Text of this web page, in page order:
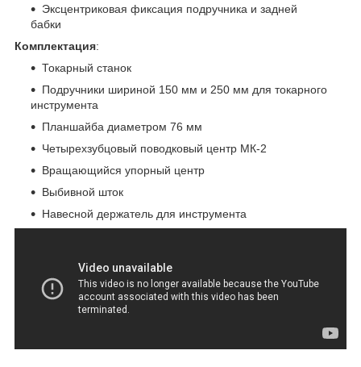
Эксцентриковая фиксация подручника и задней
бабки
Комплектация:
Токарный станок
Подручники шириной 150 мм и 250 мм для токарного
инструмента
Планшайба диаметром 76 мм
Четырехзубцовый поводковый центр МК-2
Вращающийся упорный центр
Выбивной шток
Навесной держатель для инструмента